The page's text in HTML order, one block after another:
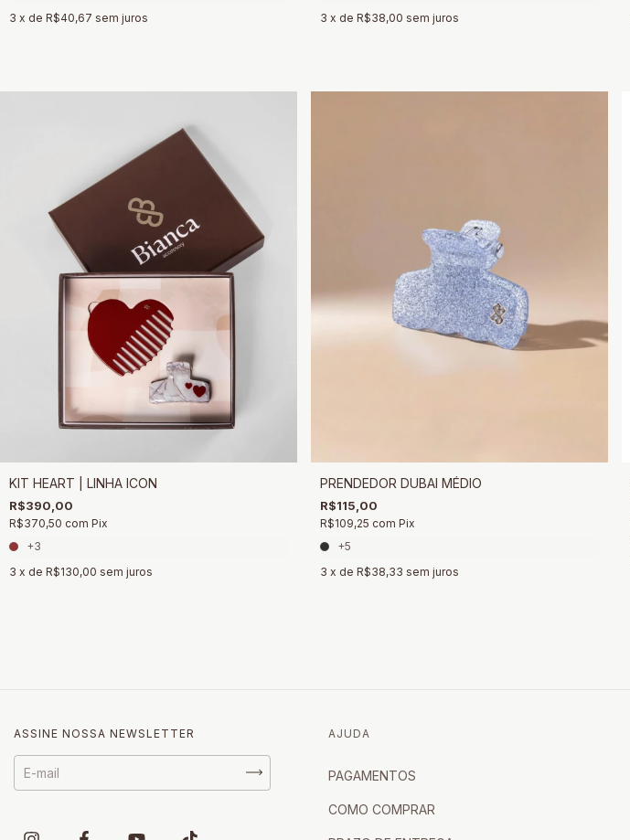
3 x de R$40,67 sem juros
3 x de R$38,00 sem juros
KIT HEART | LINHA ICON
R$390,00
R$370,50 com Pix
+3
3 x de R$130,00 sem juros
PRENDEDOR DUBAI MÉDIO
R$115,00
R$109,25 com Pix
+5
3 x de R$38,33 sem juros
ASSINE NOSSA NEWSLETTER AJUDA
PAGAMENTOS
COMO COMPRAR